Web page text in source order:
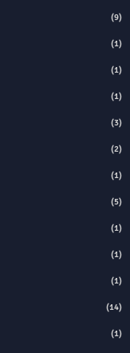
(9)
(1)
(1)
(1)
(3)
(2)
(1)
(5)
(1)
(1)
(1)
(14)
(1)